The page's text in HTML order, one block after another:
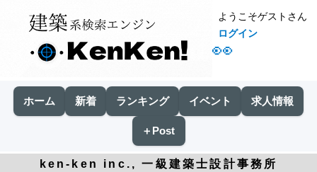
👀
ようこそゲストさん
ログイン
ホーム 新着 ランキング イベント 求人情報
＋Post
ken-ken inc., 一級建築士設計事務所